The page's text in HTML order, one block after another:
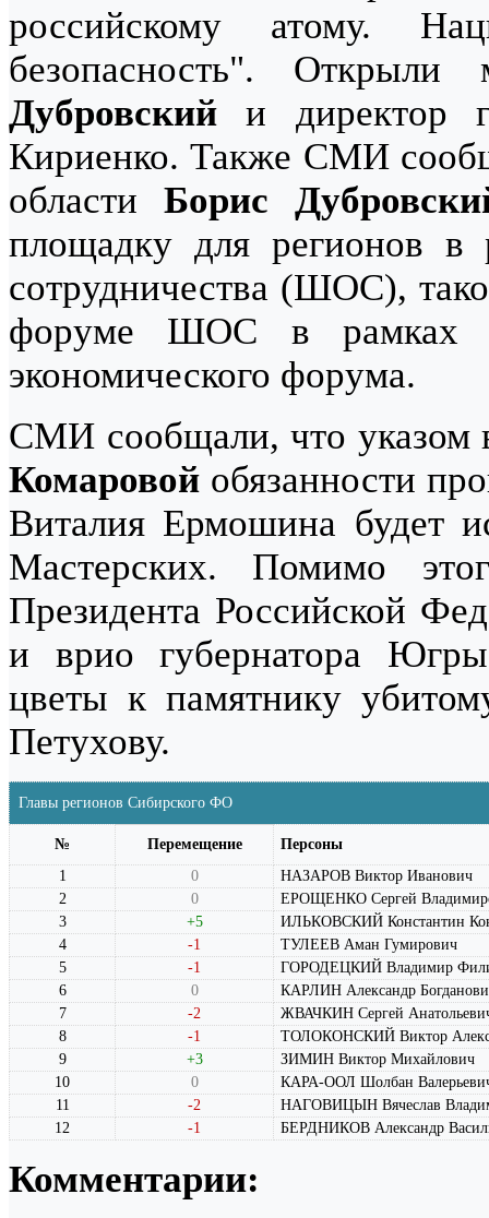
российскому атому.
безопасность". Открыли
Дубровский и директор
Кириенко. Также СМИ
области Борис
площадку для регионов в
сотрудничества (ШОС),
форуме ШОС в рамках
экономического форума.
СМИ сообщали, что
Комаровой обязанности
Виталия Ермошина будет
Мастерских. Помимо
Президента Российской
и врио губернатора
цветы к памятнику
Петухову.
Главы регионов Сибирского ФО
№ Перемещение
Персоны
1
0
НАЗАРОВ Виктор Иванович
2
0
ЕРОЩЕНКО Сергей
3
+5
ИЛЬКОВСКИЙ Константин
4
-1
ТУЛЕЕВ Аман Гумирович
5
-1
ГОРОДЕЦКИЙ Владимир
6
0
КАРЛИН Александр
7
-2
ЖВАЧКИН Сергей
8
-1
ТОЛОКОНСКИЙ Виктор
9
+3
ЗИМИН Виктор Михайлович
10
0
КАРА-ООЛ Шолбан
11
-2
НАГОВИЦЫН Вячеслав
12
-1 БЕРДНИКОВ Александр
Комментарии: